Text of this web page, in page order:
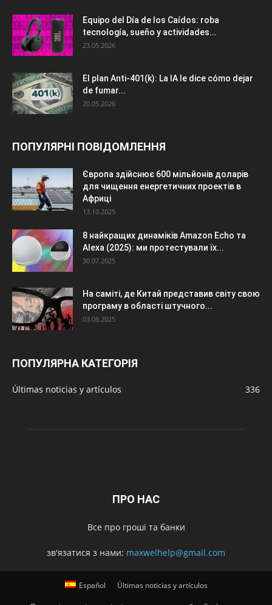
Equipo del Día de los Caídos: roba
tecnología, sueño y actividades...
23.05.2026
El plan Anti-401(k): La IA le dice cómo dejar
de fumar...
20.05.2026
ПОПУЛЯРНІ ПОВІДОМЛЕННЯ
Європа здійснює 600 мільйонів доларів
для чищення енергетичних проектів в
Африці
13.10.2025
8 найкращих динаміків Amazon Echo та
Alexa (2025): ми протестували їх...
30.07.2025
На саміті, де Китай представив світу свою
програму в області штучного...
03.08.2025
ПОПУЛЯРНА КАТЕГОРІЯ
Últimas noticias y artículos 336
ПРО НАС
Все про гроші та банки
зв'язатися з нами: maxwelhelp@gmail.com
Español Últimas noticias y artículos